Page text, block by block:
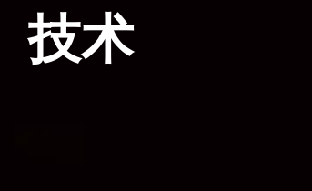
技术